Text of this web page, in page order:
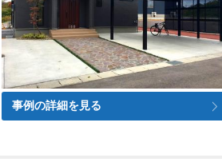
事例の詳細を見る